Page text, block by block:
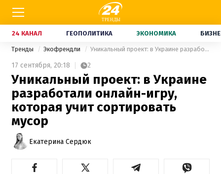
24 КАНАЛ ГЕОПОЛИТИКА ЭКОНОМИКА
Тренды Экофрендли Уникальный проект: в Украине разработали онлайн-игру, которая учит сортировать мусор
17 сентября, 20:18 2
Уникальный проект: в Украине
разработали онлайн-игру,
которая учит сортировать
мусор
Екатерина Сердюк